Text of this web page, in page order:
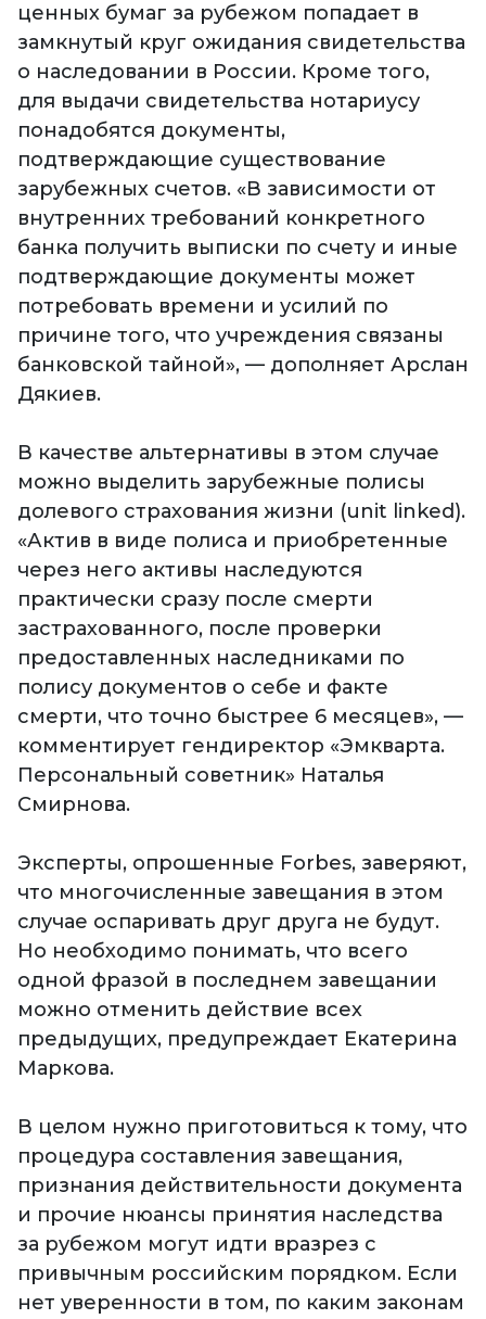
ценных бумаг за рубежом попадает в
замкнутый круг ожидания свидетельства
о наследовании в России. Кроме того,
для выдачи свидетельства нотариусу
понадобятся документы,
подтверждающие существование
зарубежных счетов. «В зависимости от
внутренних требований конкретного
банка получить выписки по счету и иные
подтверждающие документы может
потребовать времени и усилий по
причине того, что учреждения связаны
банковской тайной», — дополняет Арслан
Дякиев.
В качестве альтернативы в этом случае
можно выделить зарубежные полисы
долевого страхования жизни (unit linked).
«Актив в виде полиса и приобретенные
через него активы наследуются
практически сразу после смерти
застрахованного, после проверки
предоставленных наследниками по
полису документов о себе и факте
смерти, что точно быстрее 6 месяцев», —
комментирует гендиректор «Эмкварта.
Персональный советник» Наталья
Смирнова.
Эксперты, опрошенные Forbes, заверяют,
что многочисленные завещания в этом
случае оспаривать друг друга не будут.
Но необходимо понимать, что всего
одной фразой в последнем завещании
можно отменить действие всех
предыдущих, предупреждает Екатерина
Маркова.
В целом нужно приготовиться к тому, что
процедура составления завещания,
признания действительности документа
и прочие нюансы принятия наследства
за рубежом могут идти вразрез с
привычным российским порядком. Если
нет уверенности в том, по каким законам